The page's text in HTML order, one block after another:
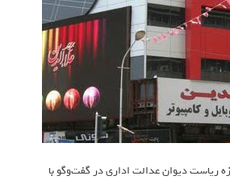
ریاست دیوان عدالت اداری در گفت‌وگو با